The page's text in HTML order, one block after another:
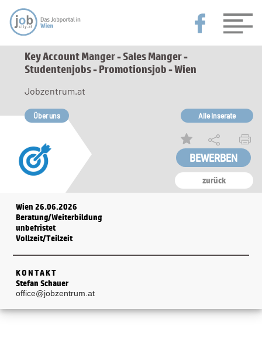
Key Account Manger - Sales Manger -
Studentenjobs - Promotionsjob - Wien
zurück
Jobzentrum.at
Über uns Alle Inserate
Wien 26.06.2026
Beratung/Weiterbildung
unbefristet
Vollzeit/Teilzeit
KONTAKT
Stefan Schauer
office@jobzentrum.at